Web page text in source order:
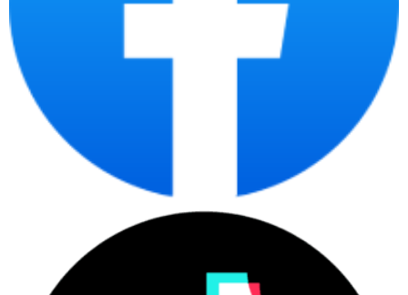
hợp với ai?
Laptop chính hãng phù hợp với người dùng cần
thiết bị có nguồn gốc rõ ràng, cấu hình phù hợp,
bảo hành minh bạch và tư vấn theo nhu cầu thật.
Đây là nhóm sản phẩm phục vụ cá nhân, sinh viên,
văn phòng, quản lý, kỹ thuật và doanh nghiệp mua
số lượng lớn.